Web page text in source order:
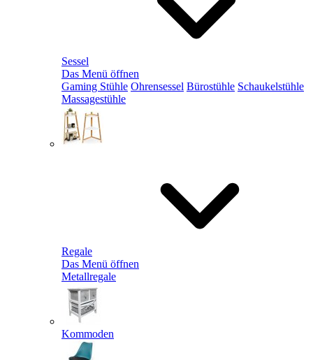
Sessel
Das Menü öffnen
Gaming Stühle Ohrensessel Bürostühle Schaukelstühle
Massagestühle
Regale
Das Menü öffnen
Metallregale
Kommoden